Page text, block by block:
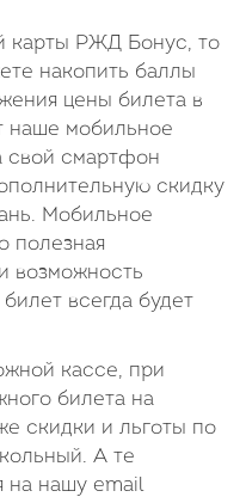
карты РЖД Бонус, то
накопить баллы
цены билета в
наше мобильное
свой смартфон
скидку
Мобильное
полезная
возможность
всегда будет
кассе, при
билета на
скидки и льготы по
А те
на нашу email